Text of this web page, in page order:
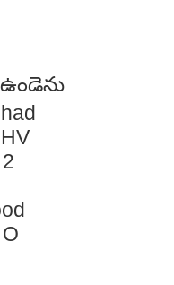
ఉండెను
had
HV
2
O